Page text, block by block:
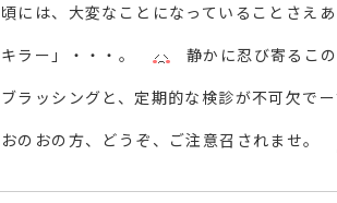
頃には、大変なことになっていることさえ
キラー」・・・。
静かに忍び寄るこの
ブラッシングと、定期的な検診が不可欠でー
おのおの方、どうぞ、ご注意召されませ。